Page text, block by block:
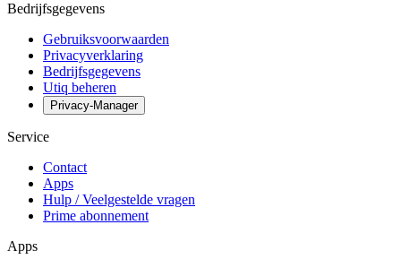
Bedrijfsgegevens
Gebruiksvoorwaarden
Privacyverklaring
Bedrijfsgegevens
Utiq beheren
Privacy-Manager
Service
Contact
Apps
Hulp / Veelgestelde vragen
Prime abonnement
Apps